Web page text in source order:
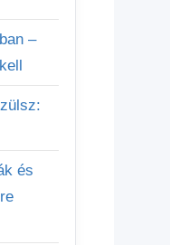
–
és